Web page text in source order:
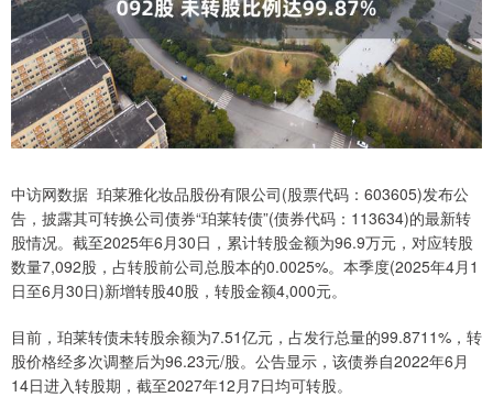
中访网数据 珀莱雅化妆品股份有限公司(股票代码：603605)发布公
告，披露其可转换公司债券“珀莱转债”(债券代码：113634)的最新转
股情况。截至2025年6月30日，累计转股金额为96.9万元，对应转股
数量7,092股，占转股前公司总股本的0.0025%。本季度(2025年4月1
日至6月30日)新增转股40股，转股金额4,000元。
目前，珀莱转债未转股余额为7.51亿元，占发行总量的99.8711%，转
股价格经多次调整后为96.23元/股。公告显示，该债券自2022年6月
14日进入转股期，截至2027年12月7日均可转股。